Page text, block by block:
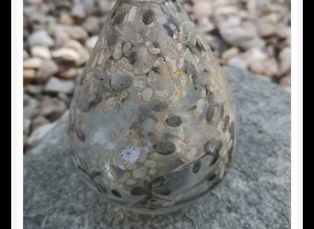
Nous achetons
Vide maison
Commande
Conditions d’utilisation
Confidentialité
Mon compte